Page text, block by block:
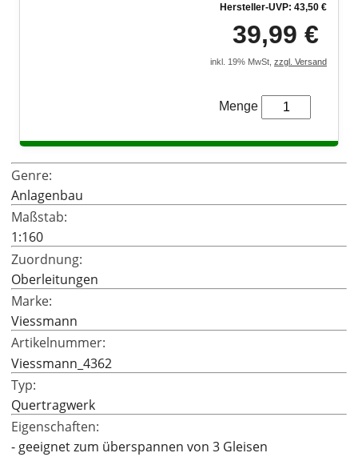
LEGO® ART
Hersteller-UVP: 43,50 €
39,99 €
inkl. 19% MwSt, zzgl. Versand
Menge
Genre:
Anlagenbau
Maßstab:
1:160
Zuordnung:
Oberleitungen
Marke:
Viessmann
Artikelnummer:
Viessmann_4362
Typ:
Quertragwerk
Eigenschaften:
- geeignet zum überspannen von 3 Gleisen